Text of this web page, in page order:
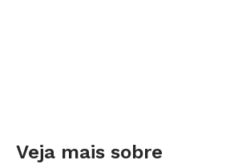
Veja mais sobre